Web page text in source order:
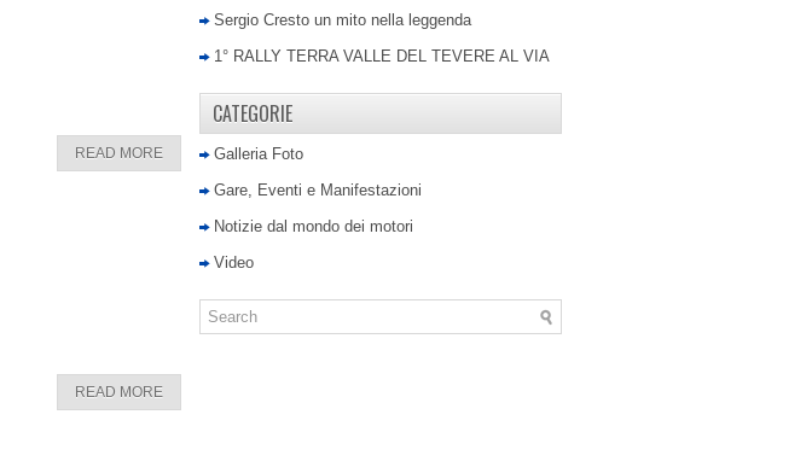
READ MORE
READ MORE
Sergio Cresto un mito nella leggenda
1° RALLY TERRA VALLE DEL TEVERE AL VIA
CATEGORIE
Galleria Foto
Gare, Eventi e Manifestazioni
Notizie dal mondo dei motori
Video